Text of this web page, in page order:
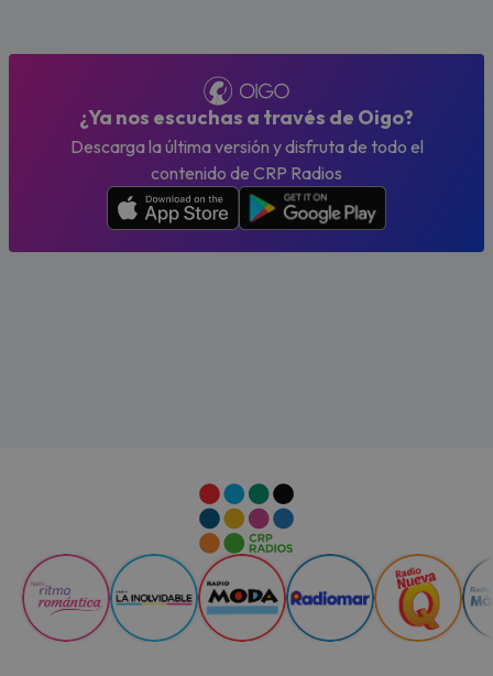
¿Ya nos escuchas a través de Oigo?
Descarga la última versión y disfruta de todo el
contenido de CRP Radios